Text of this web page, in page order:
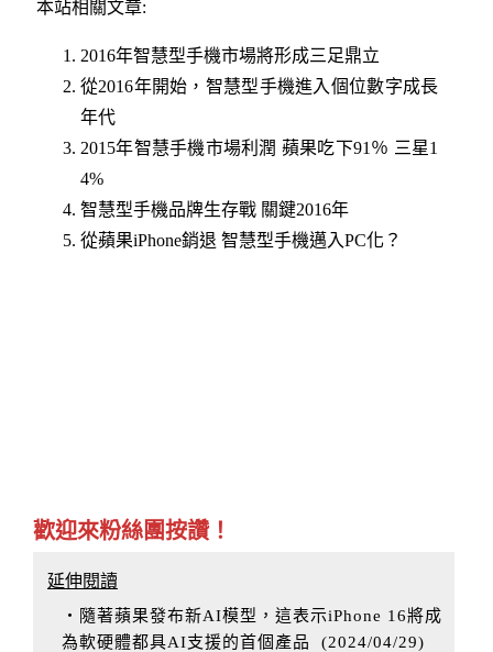
本站相關文章:
2016年智慧型手機市場將形成三足鼎立
從2016年開始，智慧型手機進入個位數字成長
年代
2015年智慧手機市場利潤 蘋果吃下91％ 三星1
4%
智慧型手機品牌生存戰 關鍵2016年
從蘋果iPhone銷退 智慧型手機邁入PC化？
歡迎來粉絲團按讚！
延伸閱讀
‧隨著蘋果發布新AI模型，這表示iPhone 16將成
為軟硬體都具AI支援的首個產品
(2024/04/29)